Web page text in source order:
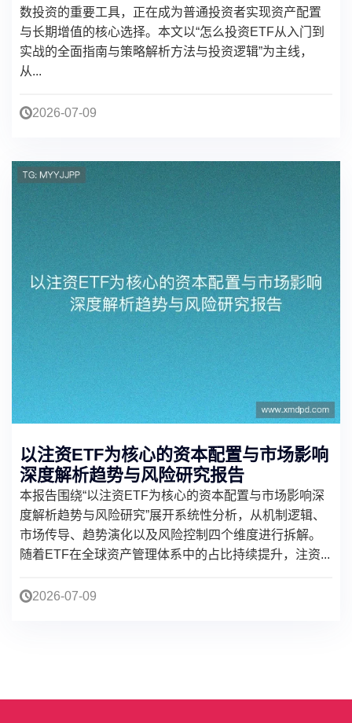
数投资的重要工具，正在成为普通投资者实现资产配置
与长期增值的核心选择。本文以“怎么投资ETF从入门到
实战的全面指南与策略解析方法与投资逻辑”为主线，
从...
2026-07-09
以注资ETF为核心的资本配置与市场影响
深度解析趋势与风险研究报告
本报告围绕“以注资ETF为核心的资本配置与市场影响深
度解析趋势与风险研究”展开系统性分析，从机制逻辑、
市场传导、趋势演化以及风险控制四个维度进行拆解。
随着ETF在全球资产管理体系中的占比持续提升，注资...
2026-07-09